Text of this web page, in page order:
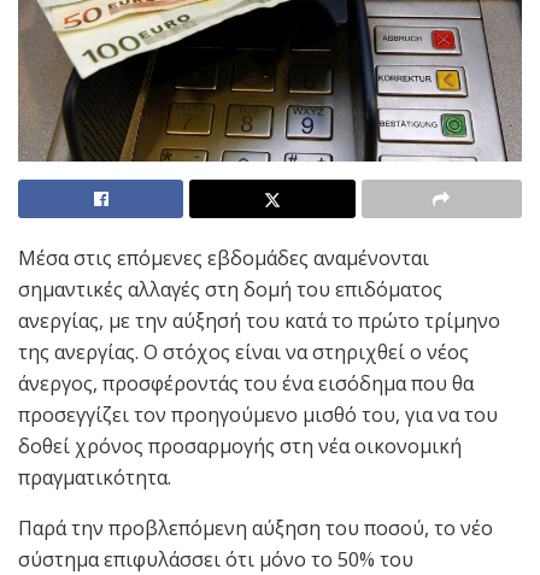
Μέσα στις επόμενες εβδομάδες αναμένονται
σημαντικές αλλαγές στη δομή του επιδόματος
ανεργίας, με την αύξησή του κατά το πρώτο τρίμηνο
της ανεργίας. Ο στόχος είναι να στηριχθεί ο νέος
άνεργος, προσφέροντάς του ένα εισόδημα που θα
προσεγγίζει τον προηγούμενο μισθό του, για να του
δοθεί χρόνος προσαρμογής στη νέα οικονομική
πραγματικότητα.
Παρά την προβλεπόμενη αύξηση του ποσού, το νέο
σύστημα επιφυλάσσει ότι μόνο το 50% του